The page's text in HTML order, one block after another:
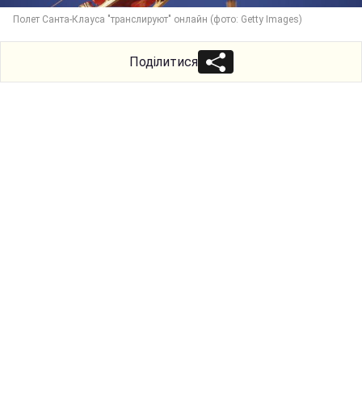
Полет Санта-Клауса "транслируют" онлайн (фото: Getty Images)
Поділитися